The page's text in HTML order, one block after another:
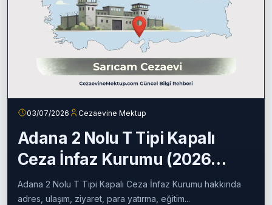
03/07/2026 Cezaevine Mektup
Adana 2 Nolu T Tipi Kapalı
Ceza İnfaz Kurumu (2026
Güncel Rehber)
Adana 2 Nolu T Tipi Kapalı Ceza İnfaz Kurumu hakkında
adres, ulaşım, ziyaret, para yatırma, eğitim...